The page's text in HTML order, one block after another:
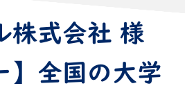
株式会社 様
】全国の大学